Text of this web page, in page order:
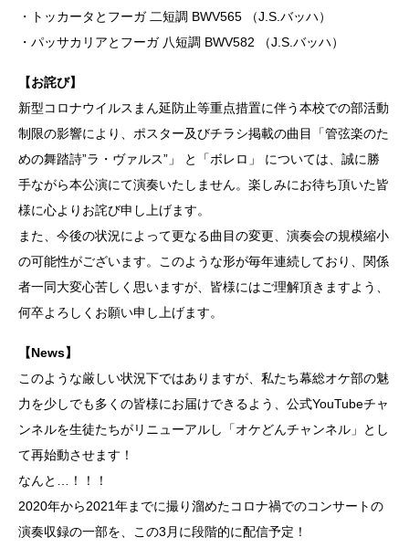
・トッカータとフーガ 二短調 BWV565 （J.S.バッハ）
・パッサカリアとフーガ 八短調 BWV582 （J.S.バッハ）
【お詫び】
新型コロナウイルスまん延防止等重点措置に伴う本校での部活動
制限の影響により、ポスター及びチラシ掲載の曲目「管弦楽のた
めの舞踏詩”ラ・ヴァルス”」 と「ボレロ」 については、誠に勝
手ながら本公演にて演奏いたしません。楽しみにお待ち頂いた皆
様に心よりお詫び申し上げます。
また、今後の状況によって更なる曲目の変更、演奏会の規模縮小
の可能性がございます。このような形が毎年連続しており、関係
者一同大変心苦しく思いますが、皆様にはご理解頂きますよう、
何卒よろしくお願い申し上げます。
【News】
このような厳しい状況下ではありますが、私たち幕総オケ部の魅
力を少しでも多くの皆様にお届けできるよう、公式YouTubeチャ
ンネルを生徒たちがリニューアルし「オケどんチャンネル」とし
て再始動させます！
なんと…！！！
2020年から2021年までに撮り溜めたコロナ禍でのコンサートの
演奏収録の一部を、この3月に段階的に配信予定！